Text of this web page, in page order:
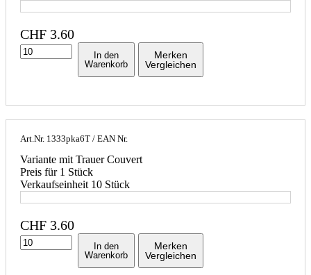
CHF 3.60
In den
Warenkorb
Merken
Vergleichen
Art.Nr. 1333pka6T / EAN Nr.
Variante mit Trauer Couvert
Preis für 1 Stück
Verkaufseinheit 10 Stück
CHF 3.60
In den
Warenkorb
Merken
Vergleichen